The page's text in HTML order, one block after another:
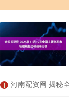
1 河南配资网 揭秘